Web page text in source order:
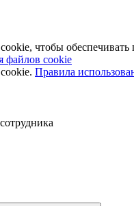
чтобы обеспечивать
файлов cookie
Правила